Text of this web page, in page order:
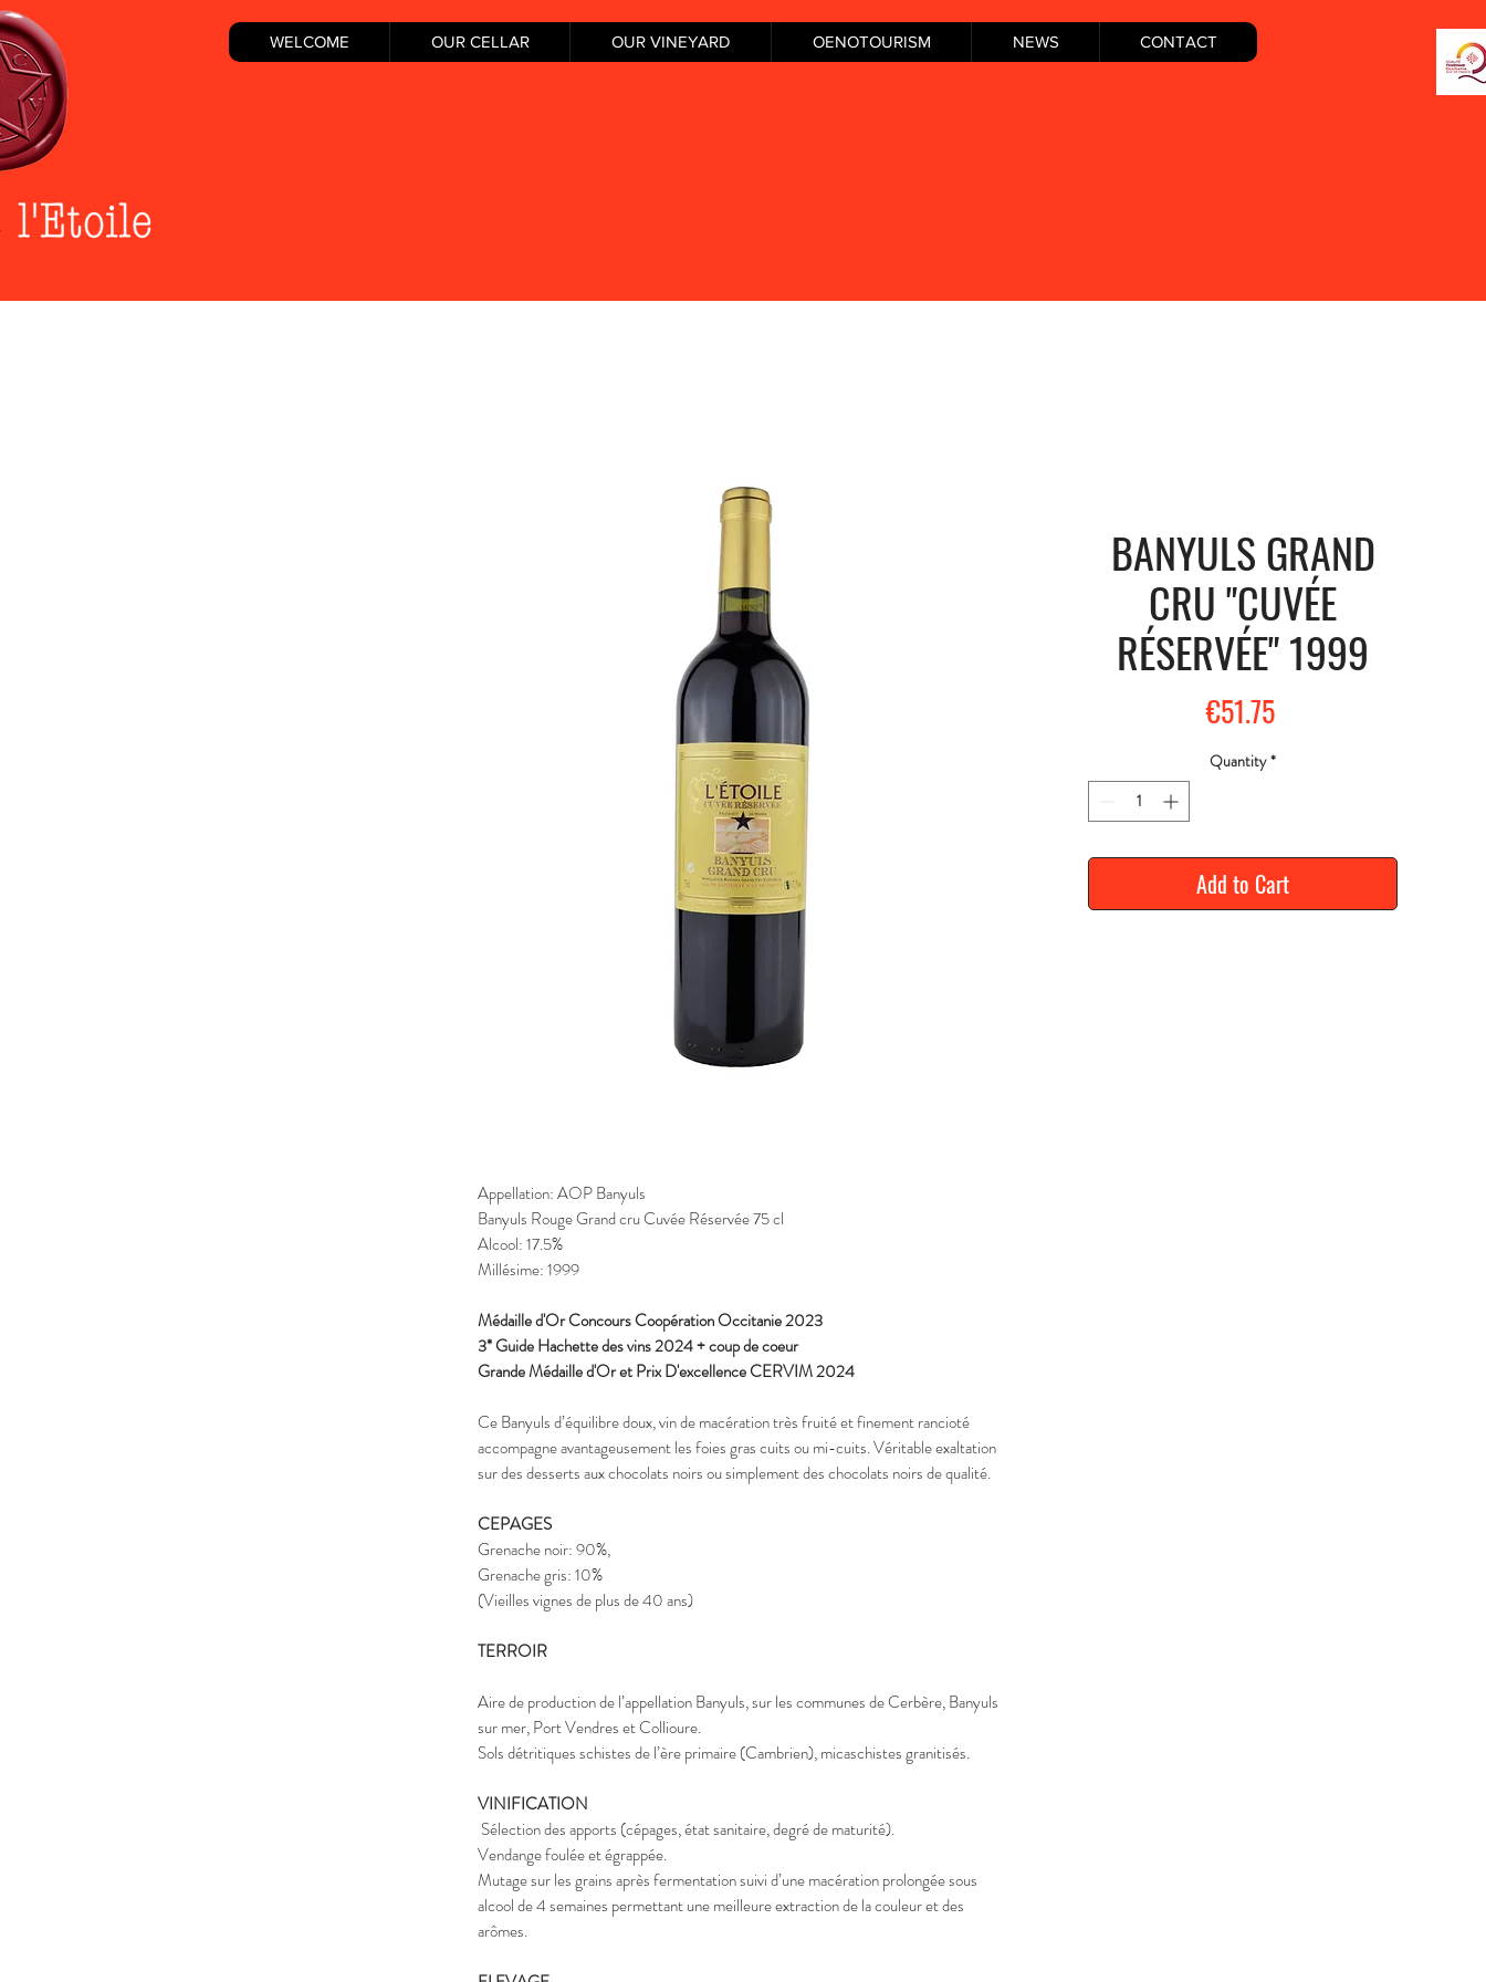
WELCOME OUR CELLAR OUR VINEYARD OENOTOURISM NEWS CONTACT
BANYULS GRAND
CRU "CUVÉE
RÉSERVÉE" 1999
€51.75Price
Quantity *
Add to Cart
Appellation: AOP Banyuls
Banyuls Rouge Grand cru Cuvée Réservée 75 cl
Alcool: 17.5%
Millésime: 1999
Médaille d'Or Concours Coopération Occitanie 2023
3* Guide Hachette des vins 2024 + coup de coeur
Grande Médaille d'Or et Prix D'excellence CERVIM 2024
Ce Banyuls d’équilibre doux, vin de macération très fruité et finement rancioté
accompagne avantageusement les foies gras cuits ou mi-cuits. Véritable exaltation
sur des desserts aux chocolats noirs ou simplement des chocolats noirs de qualité.
CEPAGES
Grenache noir: 90%,
Grenache gris: 10%
(Vieilles vignes de plus de 40 ans)
TERROIR
Aire de production de l’appellation Banyuls, sur les communes de Cerbère, Banyuls
sur mer, Port Vendres et Collioure.
Sols détritiques schistes de l’ère primaire (Cambrien), micaschistes granitisés.
VINIFICATION
Sélection des apports (cépages, état sanitaire, degré de maturité).
Vendange foulée et égrappée.
Mutage sur les grains après fermentation suivi d’une macération prolongée sous
alcool de 4 semaines permettant une meilleure extraction de la couleur et des
arômes.